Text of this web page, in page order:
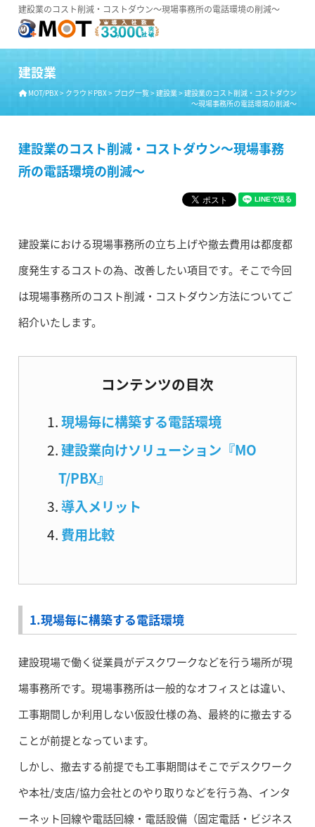
建設業のコスト削減・コストダウン～現場事務所の電話環境の削減～
建設業
MOT/PBX> クラウドPBX> ブログ一覧> 建設業>建設業のコスト削減・コストダウン
～現場事務所の電話環境の削減～
建設業のコスト削減・コストダウン～現場事務
所の電話環境の削減～
建設業における現場事務所の立ち上げや撤去費用は都度都
度発生するコストの為、改善したい項目です。そこで今回
は現場事務所のコスト削減・コストダウン方法についてご
紹介いたします。
コンテンツの目次
現場毎に構築する電話環境
建設業向けソリューション『MO
T/PBX』
導入メリット
費用比較
1.現場毎に構築する電話環境
建設現場で働く従業員がデスクワークなどを行う場所が現
場事務所です。現場事務所は一般的なオフィスとは違い、
工事期間しか利用しない仮設仕様の為、最終的に撤去する
ことが前提となっています。
しかし、撤去する前提でも工事期間はそこでデスクワーク
や本社/支店/協力会社とのやり取りなどを行う為、インタ
ーネット回線や電話回線・電話設備（固定電話・ビジネス